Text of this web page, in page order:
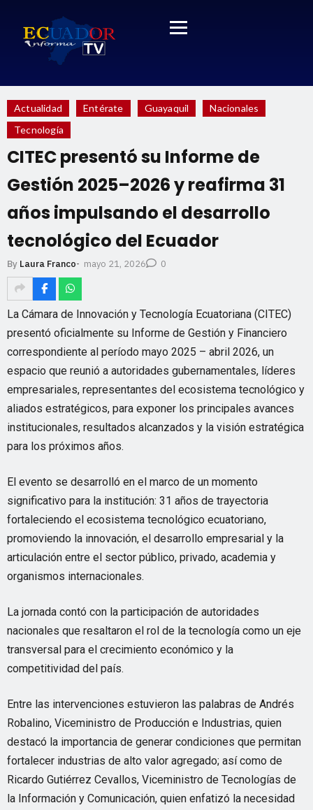
Actualidad Entérate Guayaquil
Nacionales
Tecnología
CITEC presentó su Informe de
Gestión 2025–2026 y reafirma 31
años impulsando el desarrollo
tecnológico del Ecuador
By Laura Franco- mayo 21, 2026 0
La Cámara de Innovación y Tecnología Ecuatoriana (CITEC)
presentó oficialmente su Informe de Gestión y Financiero
correspondiente al período mayo 2025 – abril 2026, un
espacio que reunió a autoridades gubernamentales, líderes
empresariales, representantes del ecosistema tecnológico y
aliados estratégicos, para exponer los principales avances
institucionales, resultados alcanzados y la visión estratégica
para los próximos años.
El evento se desarrolló en el marco de un momento
significativo para la institución: 31 años de trayectoria
fortaleciendo el ecosistema tecnológico ecuatoriano,
promoviendo la innovación, el desarrollo empresarial y la
articulación entre el sector público, privado, academia y
organismos internacionales.
La jornada contó con la participación de autoridades
nacionales que resaltaron el rol de la tecnología como un eje
transversal para el crecimiento económico y la
competitividad del país.
Entre las intervenciones estuvieron las palabras de Andrés
Robalino, Viceministro de Producción e Industrias, quien
destacó la importancia de generar condiciones que permitan
fortalecer industrias de alto valor agregado; así como de
Ricardo Gutiérrez Cevallos, Viceministro de Tecnologías de
la Información y Comunicación, quien enfatizó la necesidad